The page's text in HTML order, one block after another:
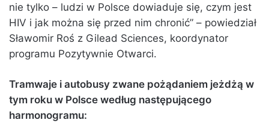
nie tylko – ludzi w Polsce dowiaduje się, czym jest
HIV i jak można się przed nim chronić” – powiedział
Sławomir Roś z Gilead Sciences, koordynator
programu Pozytywnie Otwarci.
Tramwaje i autobusy zwane pożądaniem jeżdżą w
tym roku w Polsce według następującego
harmonogramu: